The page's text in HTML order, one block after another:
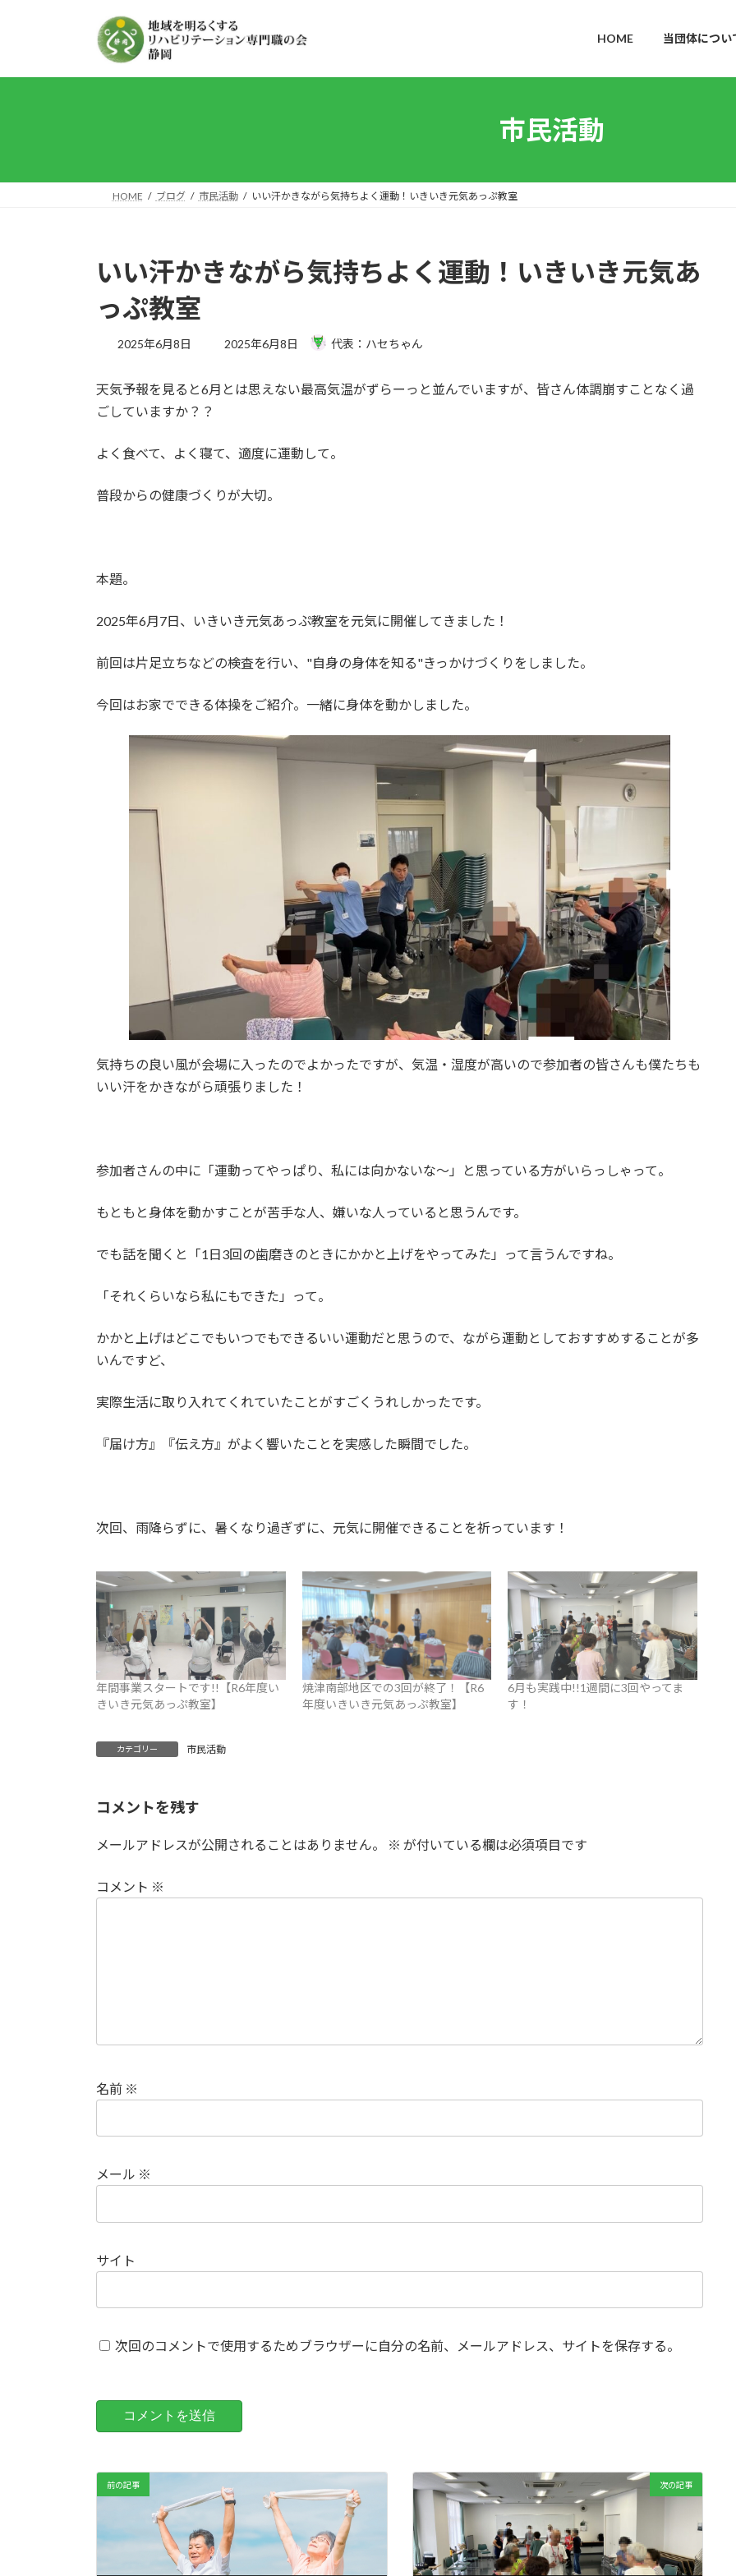
プ
動
HOME 当団体につい
市民活動
HOME ブログ 市民活動 いい汗かきながら気持ちよく運動！いきいき元気あっぷ教室
いい汗かきながら気持ちよく運動！いきいき元気あ
っぷ教室
2025年6月8日
最
新
2025年6月8日 代表：ハセちゃん
天気予報を見ると6月とは思えない最高気温がずらーっと並んでいますが、皆さん体調崩すことなく過
ごしていますか？？
よく食べて、よく寝て、適度に運動して。
普段からの健康づくりが大切。
本題。
2025年6月7日、いきいき元気あっぷ教室を元気に開催してきました！
前回は片足立ちなどの検査を行い、 "自身の身体を知る"きっかけづくりをしました。
今回はお家でできる体操をご紹介。 一緒に身体を動かしました。
気持ちの良い風が会場に入ったのでよかったですが、気温・湿度が高いので参加者の皆さんも僕たちも
いい汗をかきながら頑張りました！
参加者さんの中に「運動ってやっぱり、私には向かないな～ 」と思っている方がいらっしゃって。
もともと身体を動かすことが苦手な人、嫌いな人っていると思うんです。
でも話を聞くと「1日3回の歯磨きのときにかかと上げをやってみた」って言うんですね。
「それくらいなら私にもできた」って。
かかと上げはどこでもいつでもできるいい運動だと思うので、 ながら運動 としておすすめすることが多
いんですど、
実際生活に取り入れてくれていた ことがすごくうれしかったです。
『届け方』『伝え方』がよく響いたことを実感した瞬間でした。
次回、雨降らずに、暑くなり過ぎずに、元気に開催できることを祈っています！
年間事業スタートです!!【R6年度い
きいき元気あっぷ教室】
焼津南部地区での3回が終了！【R6
年度いきいき元気あっぷ教室】
6月も実践中!!1週間に3回やってま
す！
カテゴリー 市民活動
コメントを残す
メールアドレスが公開されることはありません。 ※ が付いている欄は必須項目です
コメント ※
名前 ※
メール ※
サイト
次回のコメントで使用するためブラウザーに自分の名前、メールアドレス、サイトを保存する。
前の記事 次の記事